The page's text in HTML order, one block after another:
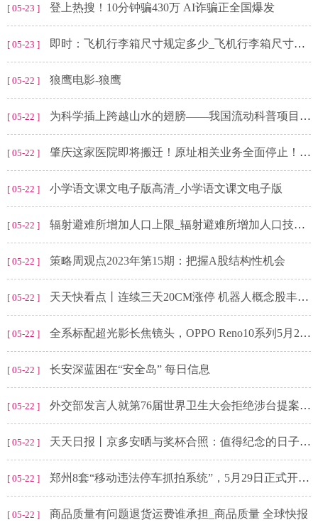
[ 05-23 ] 登上热搜！10分钟骗430万 AI诈骗正全国爆发
[ 05-23 ] 即时：飞机行李箱尺寸规定多少_飞机行李箱尺寸规定
[ 05-22 ] 狼鹰电影-狼鹰
[ 05-22 ] 为科学插上跨越山水的翅膀——我国流动科普项目服务公众超5亿人次聚焦 天天热头条
[ 05-22 ] 肇庆这家医院即将搬迁！原址相关业务全面停止！ 天天报道
[ 05-22 ] 小学语文课文电子版高清_小学语文课文电子版
[ 05-22 ] 辐射避难所增加人口上限_辐射避难所增加人口技巧 攻略
[ 05-22 ] 策略周观点2023年第15期：把握A股结构性机会
[ 05-22 ] 天天快看点丨连续三天20CM涨停 机器人概念股丰立智能成色几何？
[ 05-22 ] 全系标配超光影长焦镜头，OPPO Reno10系列5月24日发布，拍照全面升级|微资讯
[ 05-22 ] 长安深蓝困在“安全岛” 每日信息
[ 05-22 ] 外交部发言人就第76届世界卫生大会拒绝涉台提案答记者问
[ 05-22 ] 天天日报丨京多安晒与奖杯合照：值得纪念的日子，但我们还未完成这个赛季！
[ 05-22 ] 郑州8套“移动违法停车抓拍系统”，5月29日正式开拍！|每日动态
[ 05-22 ] 商品质量有问题退货运费谁承担_商品质量 全球快报